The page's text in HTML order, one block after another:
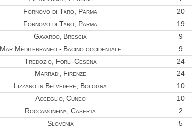
Fornovo di Taro, Parma 20
Fornovo di Taro, Parma 19
Gavardo, Brescia 9
Mar Mediterraneo - Bacino occidentale 9
Tredozio, Forlì-Cesena 24
Marradi, Firenze 24
Lizzano in Belvedere, Bologna 10
Acceglio, Cuneo 10
Roccamonfina, Caserta 2
Slovenia 5